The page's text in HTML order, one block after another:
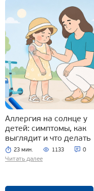
Аллергия на солнце у
детей: симптомы, как
выглядит и что делать
23 мин. 1133 0
Читать далее